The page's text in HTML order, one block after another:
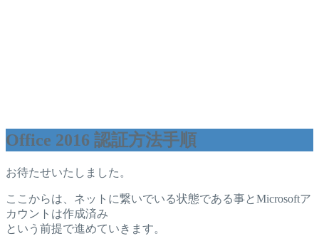
Office 2016 認証方法手順
お待たせいたしました。
ここからは、ネットに繋いでいる状態である事とMicrosoftア
カウントは作成済み
という前提で進めていきます。